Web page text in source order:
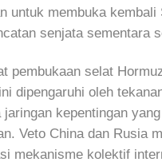
untuk membuka
senjata sementara
pembukaan selat
dipengaruhi oleh
kepentingan
Veto China dan Rusia
mekanisme kolektif